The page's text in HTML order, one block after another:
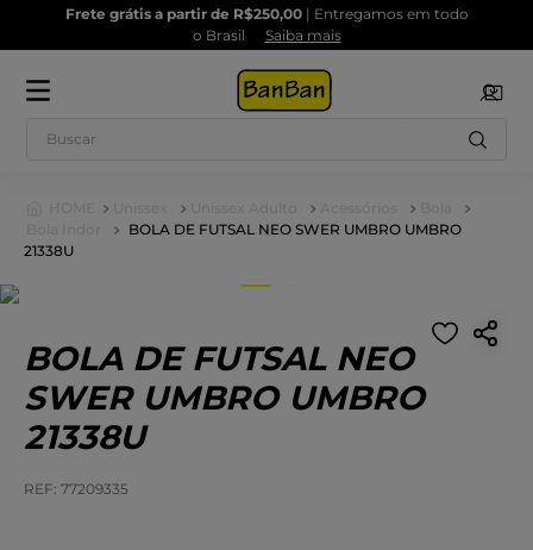
Frete grátis a partir de R$250,00| Entregamos em todo
o Brasil
Saiba mais
BOLA DE FUTSAL NEO SWER UMBRO UMBRO
21338U
BOLA DE FUTSAL NEO
SWER UMBRO UMBRO
21338U
: 77209335
5º Chuteira 6º Tamanco
7º Rasteira 8º Kids